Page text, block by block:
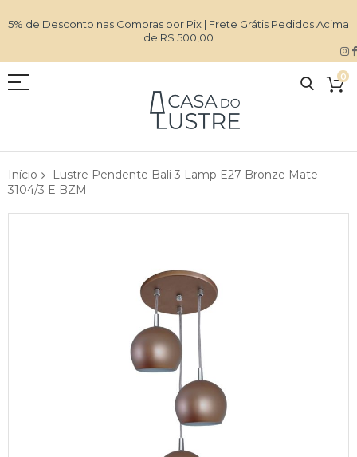
5% de Desconto nas Compras por Pix | Frete Grátis Pedidos Acima
de R$ 500,00
0
Início
Lustre Pendente Bali 3 Lamp E27 Bronze Mate -
3104/3 E BZM